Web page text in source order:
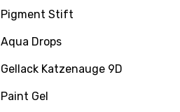
Pigment Stift
Aqua Drops
Gellack Katzenauge 9D
Paint Gel
Chameleon #004 10ml
7,14